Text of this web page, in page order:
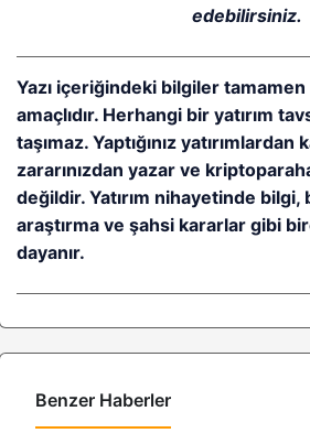
edebilirsiniz.
Yazı içeriğindeki bilgiler
amaçlıdır. Herhangi bir yatırım
taşımaz. Yaptığınız yatırımlardan
zararınızdan yazar ve
değildir. Yatırım nihayetinde
araştırma ve şahsi kararlar gibi
dayanır.
Benzer Haberler